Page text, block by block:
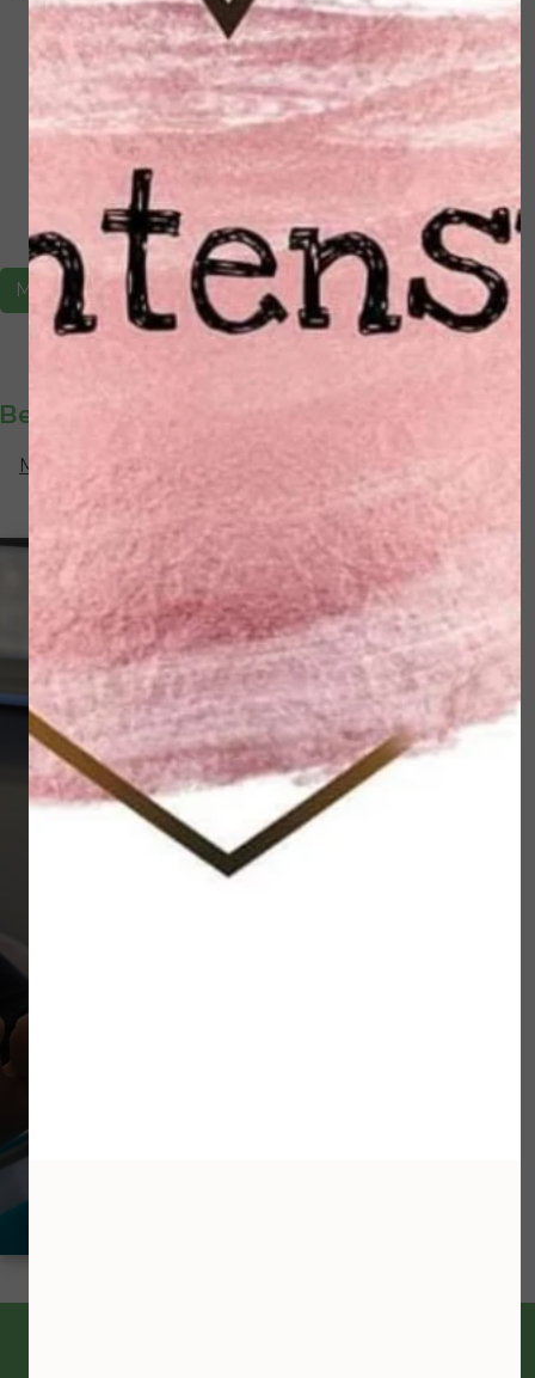
Diabetici;
Reuma;
Spastische voet, voetzorg bij dwangstand;
Geriatrische voet, voetzorg bij ouderen en met
dementie;
Verwaarloosde voet;
Maak een afspraak
Behandelingen
Medisch Voetverzorgende behandeling
€ 36,50